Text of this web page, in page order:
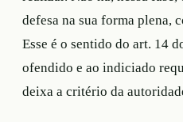
defesa na sua forma plena,
Esse é o sentido do art. 14
ofendido e ao indiciado
deixa a critério da